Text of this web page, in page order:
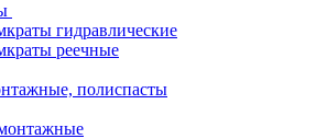
гидравлические
реечные
полиспасты